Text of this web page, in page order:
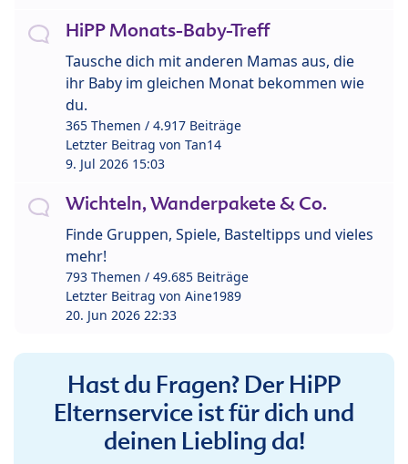
HiPP Monats-Baby-Treff
Tausche dich mit anderen Mamas aus, die
ihr Baby im gleichen Monat bekommen wie
du.
365 Themen / 4.917 Beiträge
Letzter Beitrag von Tan14
9. Jul 2026 15:03
Wichteln, Wanderpakete & Co.
Finde Gruppen, Spiele, Basteltipps und vieles
mehr!
793 Themen / 49.685 Beiträge
Letzter Beitrag von Aine1989
20. Jun 2026 22:33
Hast du Fragen? Der HiPP
Elternservice ist für dich und
deinen Liebling da!